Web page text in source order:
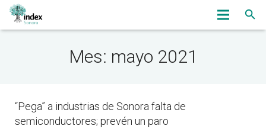
OmbudsWoman
Mes: mayo 2021
“Pega” a industrias de Sonora falta de
semiconductores; prevén un paro